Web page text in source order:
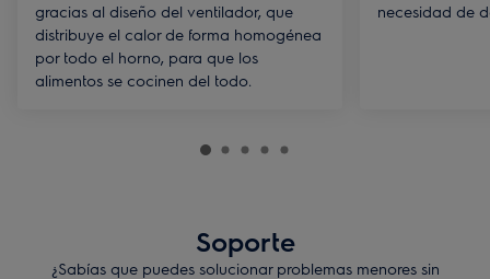
gracias al diseño del ventilador, que
distribuye el calor de forma homogénea
por todo el horno, para que los
alimentos se cocinen del todo.
necesidad de
Soporte
¿Sabías que puedes solucionar problemas menores sin